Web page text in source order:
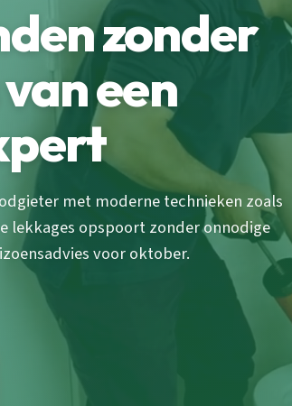
zonder
een
met moderne technieken zoals
lekkages opspoort zonder onnodige
voor oktober.